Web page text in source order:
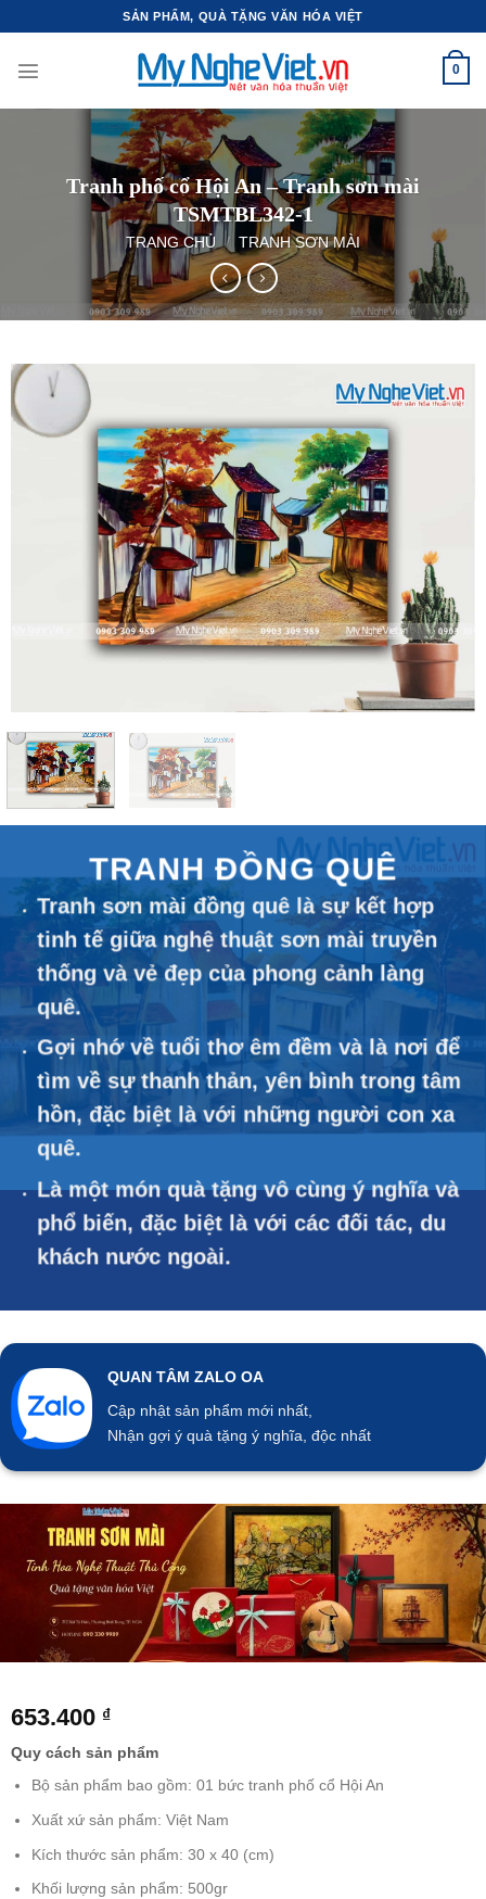
qua
nội
SẢN PHẨM, QUÀ TẶNG VĂN HÓA VIỆT
0
Tranh phố cổ Hội An – Tranh sơn mài
TSMTBL342-1
TRANG CHỦ / TRANH SƠN MÀI
TRANH ĐỒNG QUÊ
Tranh sơn mài đồng quê là sự kết hợp
tinh tế giữa nghệ thuật sơn mài truyền
thống và vẻ đẹp của phong cảnh làng
quê.
Gợi nhớ về tuổi thơ êm đềm và là nơi để
tìm về sự thanh thản, yên bình trong tâm
hồn, đặc biệt là với những người con xa
quê.
Là một món quà tặng vô cùng ý nghĩa và
phổ biến, đặc biệt là với các đối tác, du
khách nước ngoài.
QUAN TÂM ZALO OA
Cập nhật sản phẩm mới nhất,
Nhận gợi ý quà tặng ý nghĩa, độc nhất
653.400 ₫
Quy cách sản phẩm
Bộ sản phẩm bao gồm: 01 bức tranh phố cổ Hội An
Xuất xứ sản phẩm: Việt Nam
Kích thước sản phẩm: 30 x 40 (cm)
Khối lượng sản phẩm: 500gr